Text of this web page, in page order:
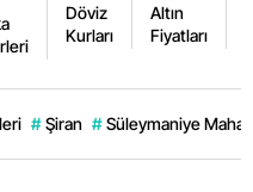
Döviz
Kurları
Altın
Fiyatları
# Şiran # Süleymaniye